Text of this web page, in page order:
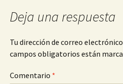
Deja una respuesta
Tu dirección de correo
campos obligatorios están
Comentario *